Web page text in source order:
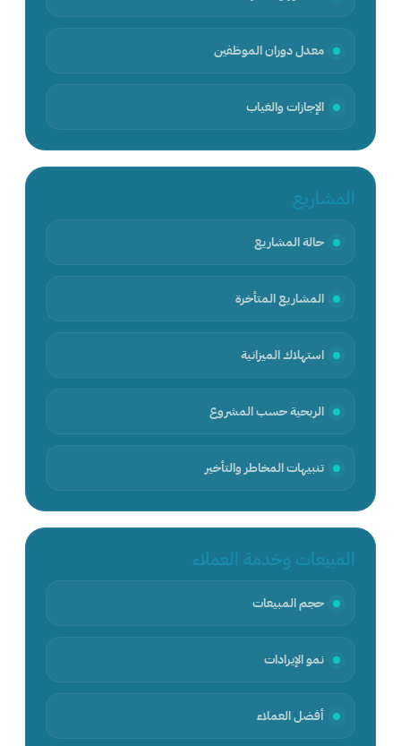
معدل دوران الموظفين
الإجازات والغياب
المشاريع
حالة المشاريع
المشاريع المتأخرة
استهلاك الميزانية
الربحية حسب المشروع
تنبيهات المخاطر والتأخير
المبيعات وخدمة العملاء
حجم المبيعات
نمو الإيرادات
أفضل العملاء